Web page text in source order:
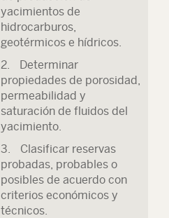
yacimientos de
hidrocarburos,
geotérmicos e hídricos.
2. Determinar
propiedades de porosidad,
permeabilidad y
saturación de fluidos del
yacimiento.
3. Clasificar reservas
probadas, probables o
posibles de acuerdo con
criterios económicos y
técnicos.